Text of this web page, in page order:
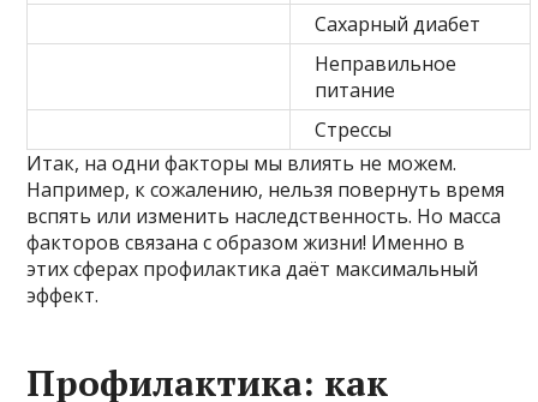
Сахарный диабет
Неправильное
питание
Стрессы
Итак, на одни факторы мы влиять не можем.
Например, к сожалению, нельзя повернуть время
вспять или изменить наследственность. Но масса
факторов связана с образом жизни! Именно в
этих сферах профилактика даёт максимальный
эффект.
Профилактика: как